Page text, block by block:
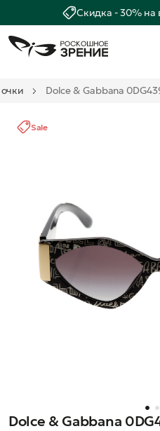
Скидка - 30% на
Dolce & Gabbana
Sale
Dolce & Gabbana